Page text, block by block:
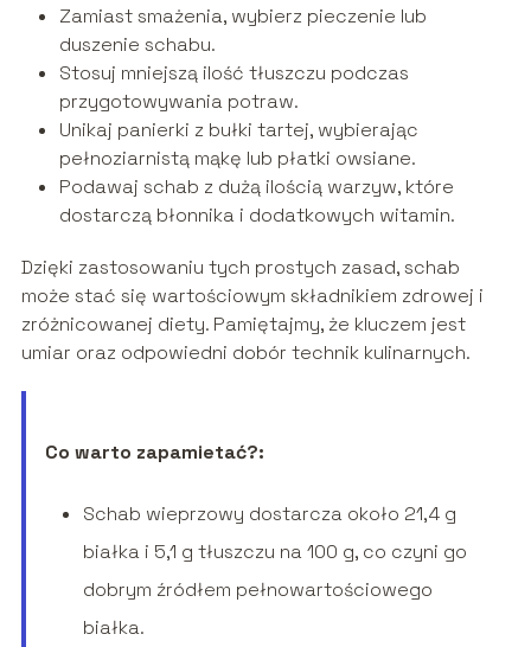
Zamiast smażenia, wybierz pieczenie lub
duszenie schabu.
Stosuj mniejszą ilość tłuszczu podczas
przygotowywania potraw.
Unikaj panierki z bułki tartej, wybierając
pełnoziarnistą mąkę lub płatki owsiane.
Podawaj schab z dużą ilością warzyw, które
dostarczą błonnika i dodatkowych witamin.
Dzięki zastosowaniu tych prostych zasad, schab
może stać się wartościowym składnikiem zdrowej i
zróżnicowanej diety. Pamiętajmy, że kluczem jest
umiar oraz odpowiedni dobór technik kulinarnych.
Co warto zapamietać?:
Schab wieprzowy dostarcza około 21,4 g
białka i 5,1 g tłuszczu na 100 g, co czyni go
dobrym źródłem pełnowartościowego
białka.